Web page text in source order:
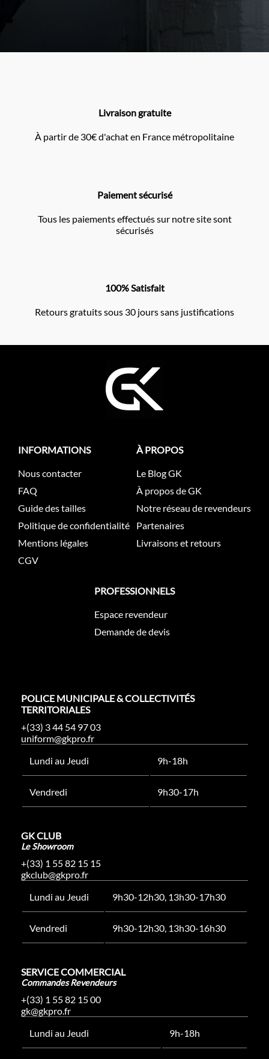
Livraison gratuite
À partir de 30€ d'achat en France métropolitaine
Paiement sécurisé
Tous les paiements effectués sur notre site sont
sécurisés
100% Satisfait
Retours gratuits sous 30 jours sans justifications
INFORMATIONS
Nous contacter
FAQ
Guide des tailles
Politique de confidentialité
Mentions légales
CGV
À PROPOS
Le Blog GK
À propos de GK
Notre réseau de revendeurs
Partenaires
Livraisons et retours
PROFESSIONNELS
Espace revendeur
Demande de devis
POLICE MUNICIPALE & COLLECTIVITÉS
TERRITORIALES
+(33) 3 44 54 97 03
uniform@gkpro.fr
Lundi au Jeudi
9h-18h
Vendredi 9h30-17h
GK CLUB
Le Showroom
+(33) 1 55 82 15 15
gkclub@gkpro.fr
Lundi au Jeudi
9h30-12h30, 13h30-17h30
Vendredi 9h30-12h30, 13h30-16h30
SERVICE COMMERCIAL
Commandes Revendeurs
+(33) 1 55 82 15 00
gk@gkpro.fr
Lundi au Jeudi
9h-18h